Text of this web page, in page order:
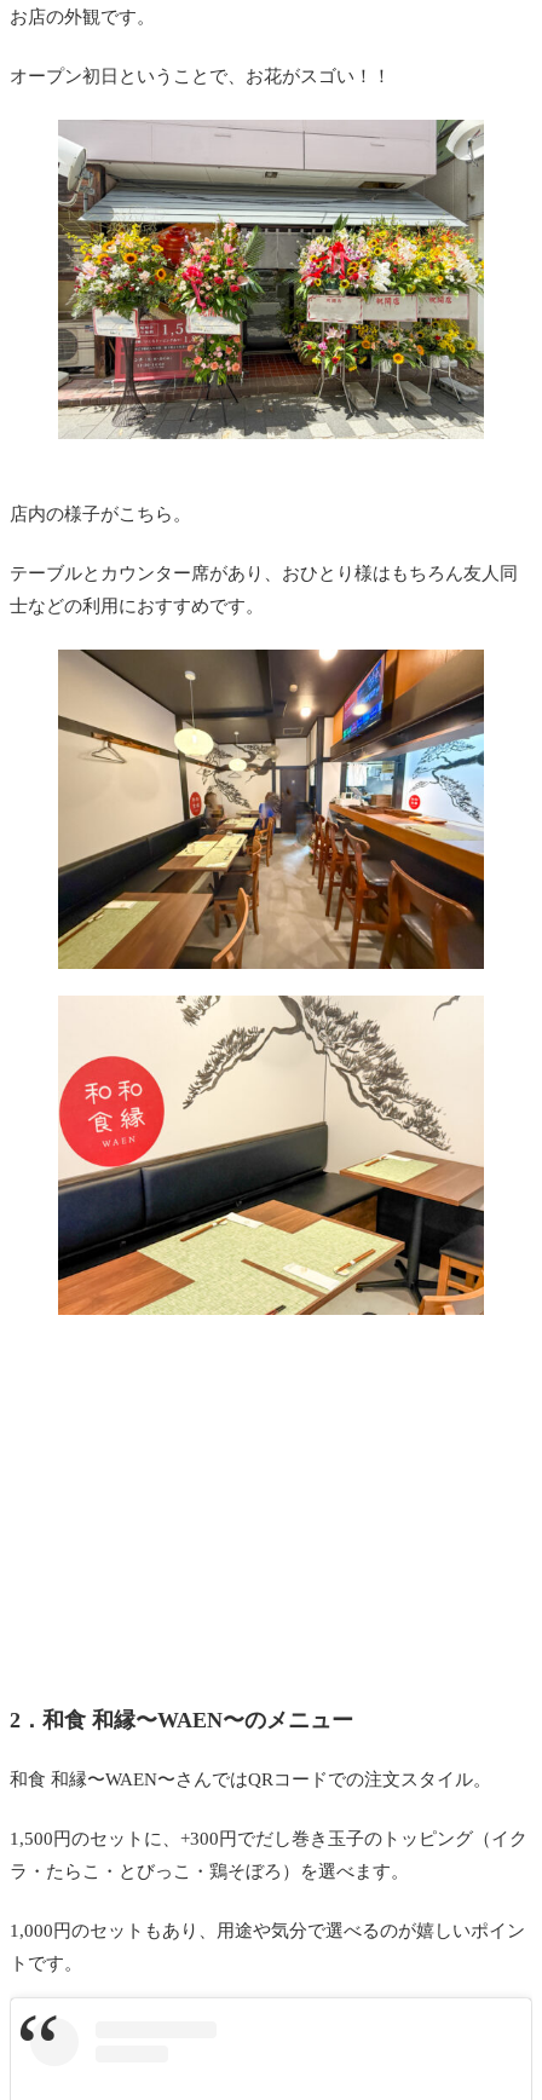
お店の外観です。
オープン初日ということで、お花がスゴい！！
店内の様子がこちら。
テーブルとカウンター席があり、おひとり様はもちろん友人同
士などの利用におすすめです。
2．和食 和縁〜WAEN〜のメニュー
和食 和縁〜WAEN〜さんではQRコードでの注文スタイル。
1,500円のセットに、+300円でだし巻き玉子のトッピング（イク
ラ・たらこ・とびっこ・鶏そぼろ）を選べます。
1,000円のセットもあり、用途や気分で選べるのが嬉しいポイン
トです。